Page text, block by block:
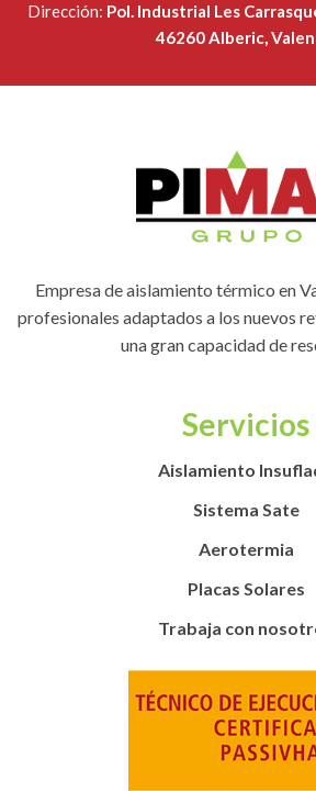
Dirección: Pol. Industrial Les
46260 Alberic,
Servicios
Aislamiento
Sistema Sate
Aerotermia
Placas Solares
Trabaja con
Empresa de aislamiento térmico en
profesionales adaptados a los nuevos
una gran capacidad de